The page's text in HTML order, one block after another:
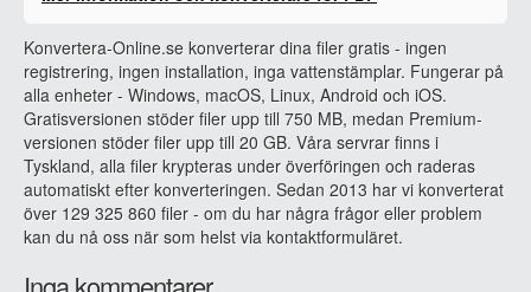
Konvertera-Online.se konverterar dina filer gratis - ingen
registrering, ingen installation, inga vattenstämplar. Fungerar på
alla enheter - Windows, macOS, Linux, Android och iOS.
Gratisversionen stöder filer upp till 750 MB, medan Premium-
versionen stöder filer upp till 20 GB. Våra servrar finns i
Tyskland, alla filer krypteras under överföringen och raderas
automatiskt efter konverteringen. Sedan 2013 har vi konverterat
över 129 325 860 filer - om du har några frågor eller problem
kan du nå oss när som helst via kontaktformuläret.